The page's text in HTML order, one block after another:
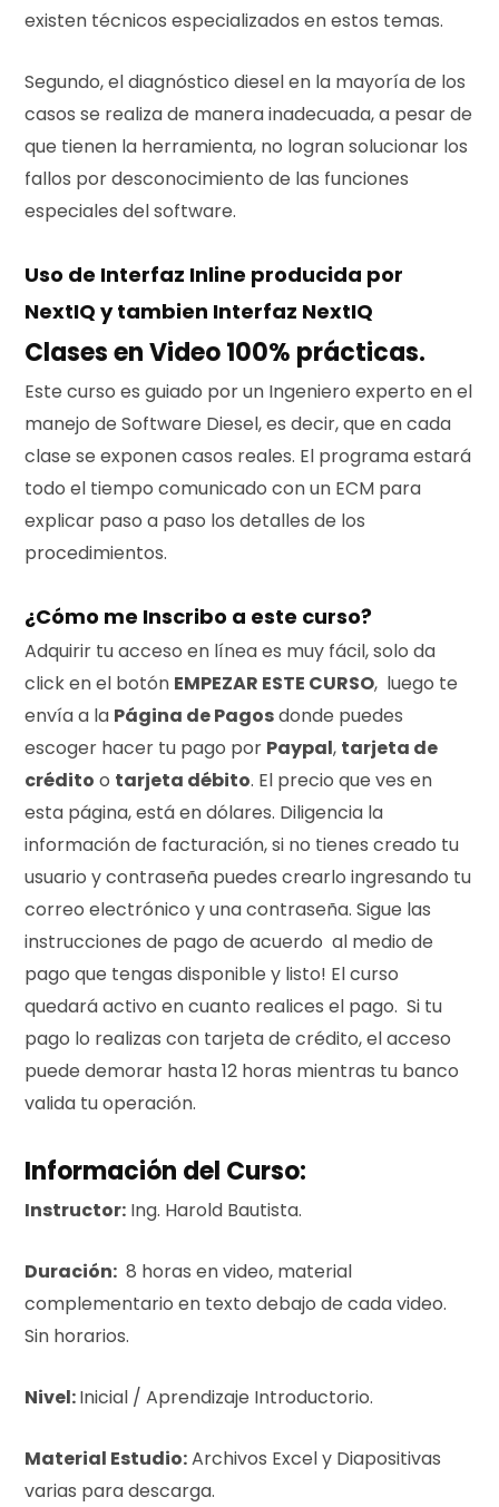
existen técnicos especializados en estos temas.
Segundo, el diagnóstico diesel en la mayoría de los
casos se realiza de manera inadecuada, a pesar de
que tienen la herramienta, no logran solucionar los
fallos por desconocimiento de las funciones
especiales del software.
Uso de Interfaz Inline producida por
NextIQ y tambien Interfaz NextIQ
Clases en Video 100% prácticas.
Este curso es guiado por un Ingeniero experto en el
manejo de Software Diesel, es decir, que en cada
clase se exponen casos reales. El programa estará
todo el tiempo comunicado con un ECM para
explicar paso a paso los detalles de los
procedimientos.
¿Cómo me Inscribo a este curso?
Adquirir tu acceso en línea es muy fácil, solo da
click en el botón EMPEZAR ESTE CURSO, luego te
envía a la Página de Pagosdonde puedes
escoger hacer tu pago por Paypal, tarjeta de
crédito o tarjeta débito. El precio que ves en
esta página, está en dólares. Diligencia la
información de facturación, si no tienes creado tu
usuario y contraseña puedes crearlo ingresando tu
correo electrónico y una contraseña. Sigue las
instrucciones de pago de acuerdo al medio de
pago que tengas disponible y listo! El curso
quedará activo en cuanto realices el pago. Si tu
pago lo realizas con tarjeta de crédito, el acceso
puede demorar hasta 12 horas mientras tu banco
valida tu operación.
Información del Curso:
Instructor: Ing. Harold Bautista.
Duración: 8 horas en video, material
complementario en texto debajo de cada video.
Sin horarios.
Nivel:Inicial / Aprendizaje Introductorio.
Material Estudio:Archivos Excel y Diapositivas
varias para descarga.